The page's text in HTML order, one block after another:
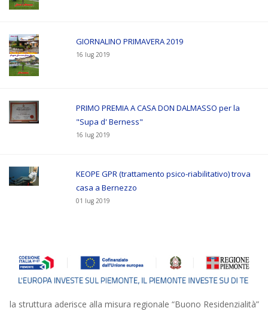
GIORNALINO PRIMAVERA 2019
16 lug 2019
PRIMO PREMIA A CASA DON DALMASSO per la
"Supa d' Berness"
16 lug 2019
KEOPE GPR (trattamento psico-riabilitativo) trova
casa a Bernezzo
01 lug 2019
la struttura aderisce alla misura regionale “Buono Residenzialità”